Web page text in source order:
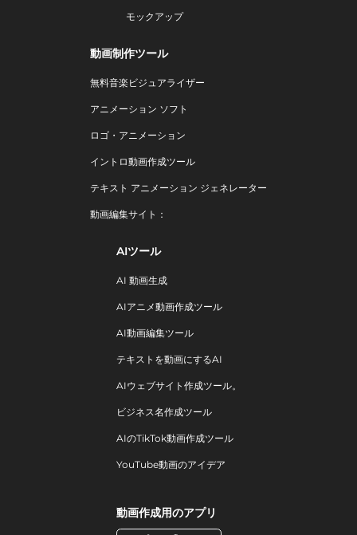
モックアップ
動画制作ツール
無料音楽ビジュアライザー
アニメーション ソフト
ロゴ・アニメーション
イントロ動画作成ツール
テキスト アニメーション ジェネレーター
動画編集サイト：
AIツール
AI 動画生成
AIアニメ動画作成ツール
AI動画編集ツール
テキストを動画にするAI
AIウェブサイト作成ツール。
ビジネス名作成ツール
AIのTikTok動画作成ツール
YouTube動画のアイデア
動画作成用のアプリ